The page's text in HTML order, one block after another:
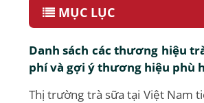
MỤC LỤC
Danh sách các thương hiệu
phí và gợi ý thương hiệu phù
Thị trường trà sữa tại Việt Nam